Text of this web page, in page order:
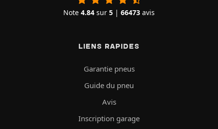
Note 4.84 sur 5 | 66473 avis
LIENS RAPIDES
Garantie pneus
Guide du pneu
Avis
Inscription garage